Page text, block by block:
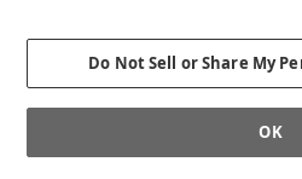
GLOBALCOPYRIGHT © 2012-2026
Do Not Sell or Share My
OK